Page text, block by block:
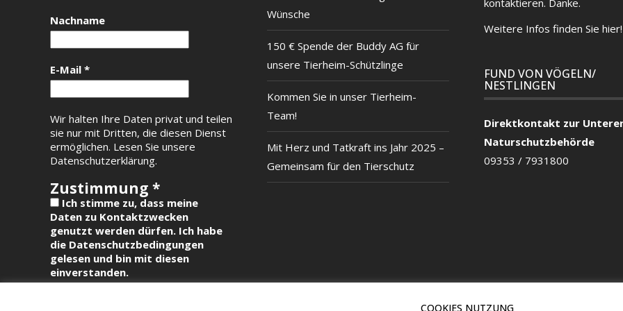
Nachname
E-Mail *
Wir halten Ihre Daten privat und teilen
sie nur mit Dritten, die diesen Dienst
ermöglichen. Lesen Sie unsere
Datenschutzerklärung.
Zustimmung *
Ich stimme zu, dass meine
Daten zu Kontaktzwecken
genutzt werden dürfen. Ich habe
die Datenschutzbedingungen
gelesen und bin mit diesen
einverstanden.
Wünsche
150 € Spende der Buddy AG für
unsere Tierheim-Schützlinge
Kommen Sie in unser Tierheim-
Team!
Mit Herz und Tatkraft ins Jahr 2025 –
Gemeinsam für den Tierschutz
Weitere Infos finden Sie hier!
FUND VON VÖGELN/
NESTLINGEN
Direktkontakt zur
Naturschutzbehörde
09353 / 7931800
COOKIES NUTZUNG